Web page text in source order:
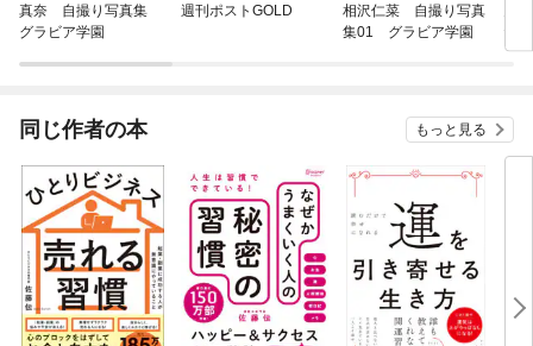
真奈 自撮り写真集
グラビア学園
週刊ポストGOLD
相沢仁菜 自撮り写真
集01 グラビア学園
た
同じ作者の本 もっと見る